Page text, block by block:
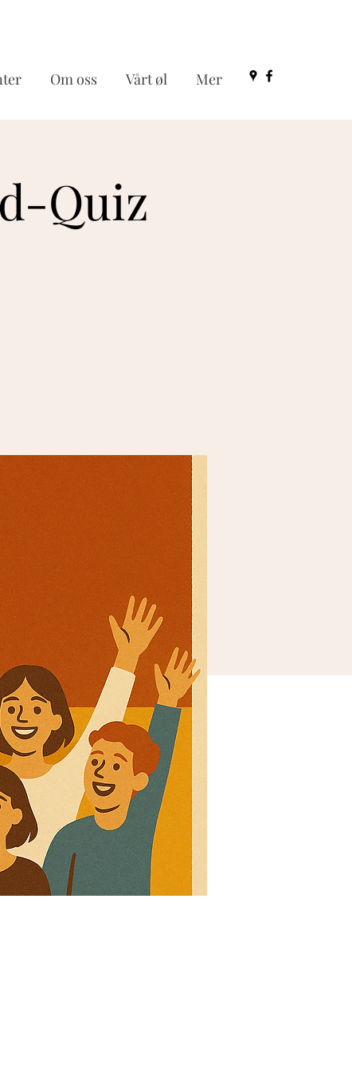
Om oss Vårt øl Mer
Quiz